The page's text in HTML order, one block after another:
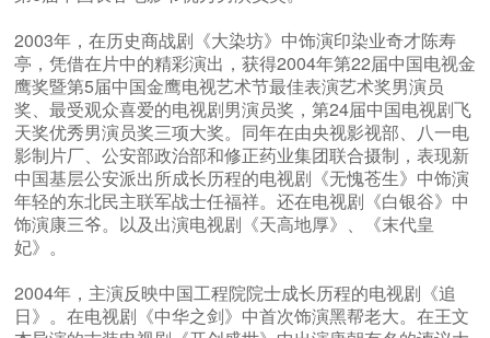
2003年，在历史商战剧《大染坊》中饰演印染业奇才陈寿
亭，凭借在片中的精彩演出，获得2004年第22届中国电视金
鹰奖暨第5届中国金鹰电视艺术节最佳表演艺术奖男演员
奖、最受观众喜爱的电视剧男演员奖，第24届中国电视剧飞
天奖优秀男演员奖三项大奖。同年在由央视影视部、八一电
影制片厂、公安部政治部和修正药业集团联合摄制，表现新
中国基层公安派出所成长历程的电视剧《无愧苍生》中饰演
年轻的东北民主联军战士任福祥。还在电视剧《白银谷》中
饰演康三爷。以及出演电视剧《天高地厚》、《末代皇
妃》。
2004年，主演反映中国工程院院士成长历程的电视剧《追
日》。在电视剧《中华之剑》中首次饰演黑帮老大。在王文